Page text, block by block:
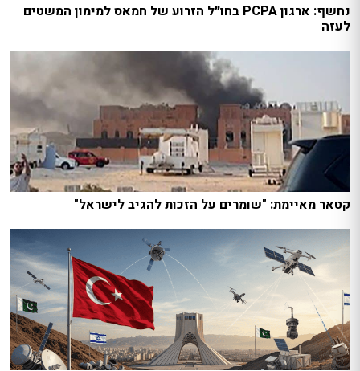
נחשף: ארגון PCPA בחו״ל הזרוע של חמאס למימון המשטים
לעזה
קטאר מאיימת: "שומרים על הזכות להגיב לישראל"